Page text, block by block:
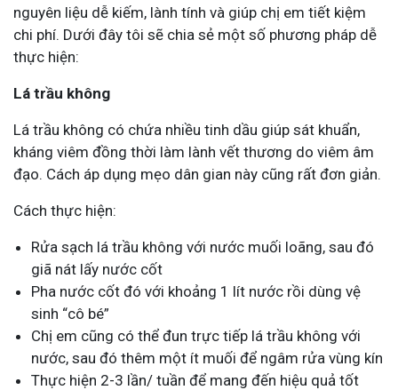
nguyên liệu dễ kiếm, lành tính và giúp chị em tiết kiệm
chi phí. Dưới đây tôi sẽ chia sẻ một số phương pháp dễ
thực hiện:
Lá trầu không
Lá trầu không có chứa nhiều tinh dầu giúp sát khuẩn,
kháng viêm đồng thời làm lành vết thương do viêm âm
đạo. Cách áp dụng mẹo dân gian này cũng rất đơn giản.
Cách thực hiện:
Rửa sạch lá trầu không với nước muối loãng, sau đó
giã nát lấy nước cốt
Pha nước cốt đó với khoảng 1 lít nước rồi dùng vệ
sinh “cô bé”
Chị em cũng có thể đun trực tiếp lá trầu không với
nước, sau đó thêm một ít muối để ngâm rửa vùng kín
Thực hiện 2-3 lần/ tuần để mang đến hiệu quả tốt